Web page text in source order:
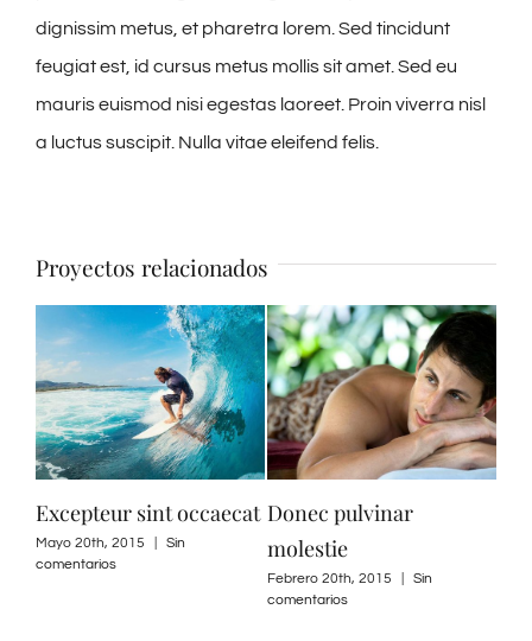
dignissim metus, et pharetra lorem. Sed tincidunt
feugiat est, id cursus metus mollis sit amet. Sed eu
mauris euismod nisi egestas laoreet. Proin viverra nisl
a luctus suscipit. Nulla vitae eleifend felis.
Proyectos relacionados
Excepteur sint occaecat
Mayo 20th, 2015
Sin
comentarios
Donec pulvinar
molestie
Febrero 20th, 2015
Sin
comentarios